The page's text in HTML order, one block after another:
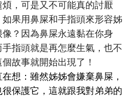
，可是又不可能真的討厭
果用鼻屎和手指頭來形容姊
？因為鼻屎永遠黏在你身
手指頭就是再怎麼生氣，也不
故事就開始出現了！
想：雖然姊姊會嫌棄鼻屎，
保護它，這就跟我對弟弟的